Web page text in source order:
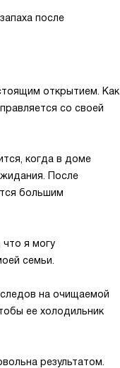
после
открытием. Как
со своей
когда в доме
После
большим
я могу
семьи.
на очищаемой
ее холодильник
результатом.